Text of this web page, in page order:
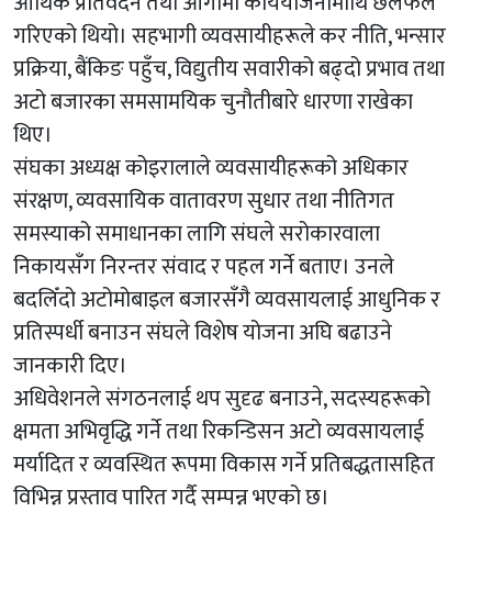
गरिएको थियो। सहभागी व्यवसायीहरूले कर नीति, भन्सार
प्रक्रिया, बैंकिङ पहुँच, विद्युतीय सवारीको बढ्दो प्रभाव तथा
अटो बजारका समसामयिक चुनौतीबारे धारणा राखेका
थिए।
संघका अध्यक्ष कोइरालाले व्यवसायीहरूको अधिकार
संरक्षण, व्यवसायिक वातावरण सुधार तथा नीतिगत
समस्याको समाधानका लागि संघले सरोकारवाला
निकायसँग निरन्तर संवाद र पहल गर्ने बताए। उनले
बदलिँदो अटोमोबाइल बजारसँगै व्यवसायलाई आधुनिक र
प्रतिस्पर्धी बनाउन संघले विशेष योजना अघि बढाउने
जानकारी दिए।
अधिवेशनले संगठनलाई थप सुदृढ बनाउने, सदस्यहरूको
क्षमता अभिवृद्धि गर्ने तथा रिकन्डिसन अटो व्यवसायलाई
मर्यादित र व्यवस्थित रूपमा विकास गर्ने प्रतिबद्धतासहित
विभिन्न प्रस्ताव पारित गर्दै सम्पन्न भएको छ।